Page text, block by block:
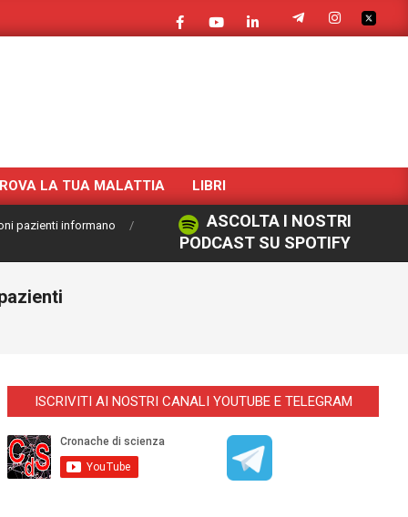
LA TUA MALATTIA LIBRI
pazienti informano
ASCOLTA I NOSTRI
PODCAST SU SPOTIFY
ISCRIVITI AI NOSTRI CANALI YOUTUBE E TELEGRAM